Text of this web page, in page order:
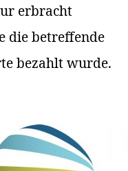
erbracht
die betreffende
bezahlt wurde.